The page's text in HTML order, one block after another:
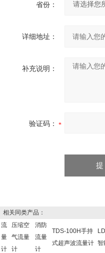
省份：
详细地址：
补充说明：
验证码：
相关同类产品：
流
量
计
压缩空
气流量
计
消防
流量
计
TDS-100H手持
式超声波流量计 智